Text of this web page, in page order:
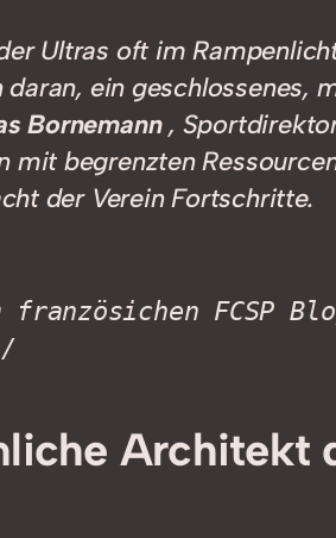
Ultras oft im
ein geschlossenes,
Bornemann,
begrenzten
der Verein Fortschritte.
FCSP